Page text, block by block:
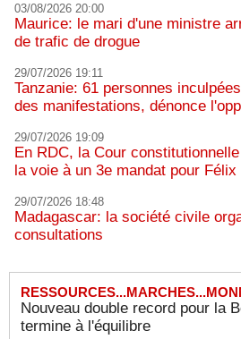
03/08/2026 20:00
Maurice: le mari d'une ministre
de trafic de drogue
29/07/2026 19:11
Tanzanie: 61 personnes
des manifestations, dénonce
29/07/2026 19:09
En RDC, la Cour
la voie à un 3e mandat pour Félix
29/07/2026 18:48
Madagascar: la société civile
consultations
Nouveau double record pour la
termine à l'équilibre